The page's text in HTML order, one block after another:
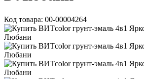
Код товара: 00-00004264